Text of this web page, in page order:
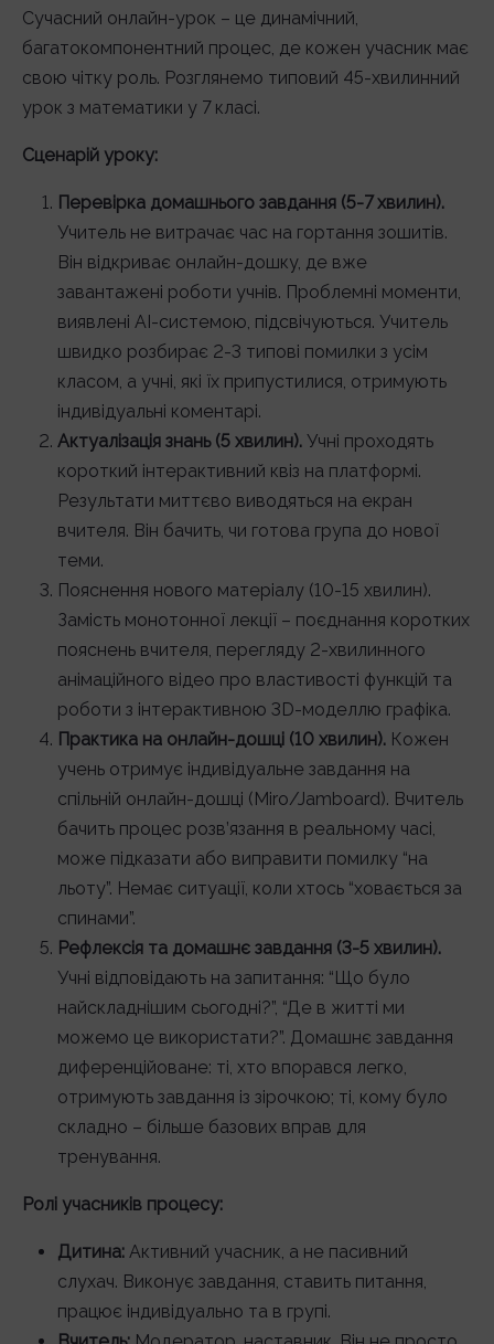
Сучасний онлайн-урок – це динамічний,
багатокомпонентний процес, де кожен учасник має
свою чітку роль. Розглянемо типовий 45-хвилинний
урок з математики у 7 класі.
Сценарій уроку:
Перевірка домашнього завдання (5-7 хвилин).
Учитель не витрачає час на гортання зошитів.
Він відкриває онлайн-дошку, де вже
завантажені роботи учнів. Проблемні моменти,
виявлені AI-системою, підсвічуються. Учитель
швидко розбирає 2-3 типові помилки з усім
класом, а учні, які їх припустилися, отримують
індивідуальні коментарі.
Актуалізація знань (5 хвилин). Учні проходять
короткий інтерактивний квіз на платформі.
Результати миттєво виводяться на екран
вчителя. Він бачить, чи готова група до нової
теми.
Пояснення нового матеріалу (10-15 хвилин).
Замість монотонної лекції – поєднання коротких
пояснень вчителя, перегляду 2-хвилинного
анімаційного відео про властивості функцій та
роботи з інтерактивною 3D-моделлю графіка.
Практика на онлайн-дошці (10 хвилин). Кожен
учень отримує індивідуальне завдання на
спільній онлайн-дошці (Miro/Jamboard). Вчитель
бачить процес розв’язання в реальному часі,
може підказати або виправити помилку “на
льоту”. Немає ситуації, коли хтось “ховається за
спинами”.
Рефлексія та домашнє завдання (3-5 хвилин).
Учні відповідають на запитання: “Що було
найскладнішим сьогодні?”, “Де в житті ми
можемо це використати?”. Домашнє завдання
диференційоване: ті, хто впорався легко,
отримують завдання із зірочкою; ті, кому було
складно – більше базових вправ для
тренування.
Ролі учасників процесу:
Дитина: Активний учасник, а не пасивний
слухач. Виконує завдання, ставить питання,
працює індивідуально та в групі.